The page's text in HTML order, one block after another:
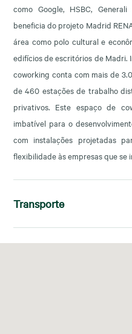
como Google, HSBC,
beneficia do projeto Madrid
área como polo cultural e
edifícios de escritórios de Madri.
coworking conta com mais de
de 460 estações de trabalho
privativos. Este espaço de
imbatível para o
com instalações projetadas
flexibilidade às empresas que se
Transporte
Santiago